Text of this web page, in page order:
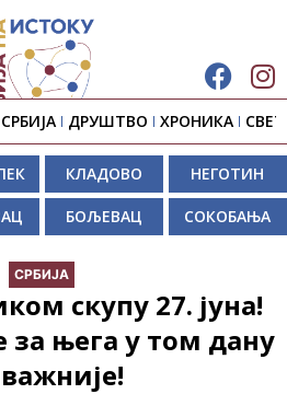
СРБИЈА ДРУШТВО ХРОНИКА СВЕТ
КЛАДОВО НЕГОТИН
БОЉЕВАЦ СОКОБАЊА
СРБИЈА
скупу 27. јуна!
за њега у том дану